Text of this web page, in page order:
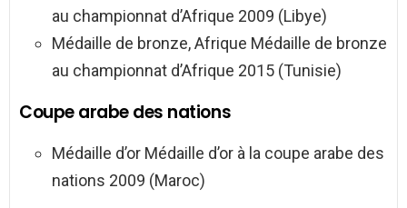
au championnat d’Afrique 2009 (Libye)
Médaille de bronze, Afrique Médaille de bronze
au championnat d’Afrique 2015 (Tunisie)
Coupe arabe des nations
Médaille d’or Médaille d’or à la coupe arabe des
nations 2009 (Maroc)